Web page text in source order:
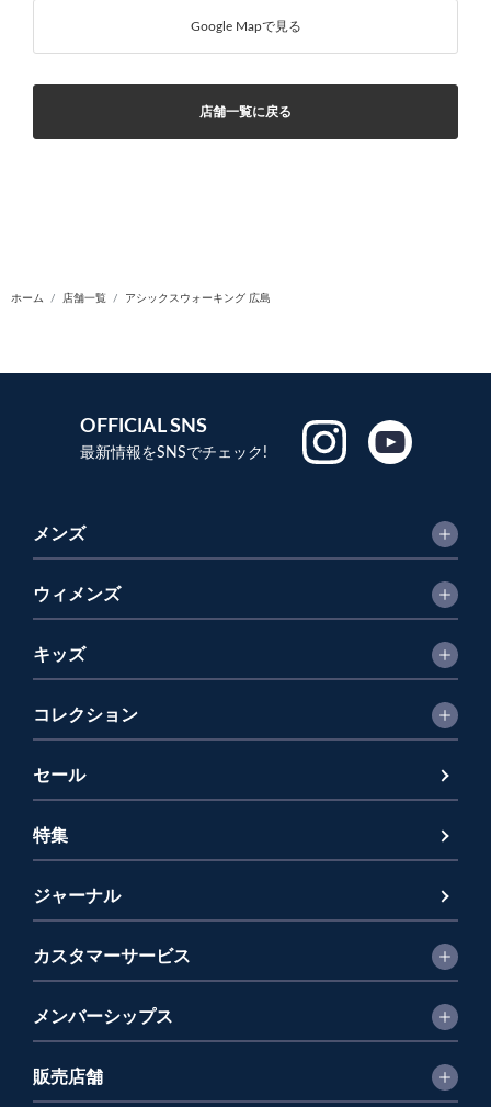
Google Mapで見る
店舗一覧に戻る
ホーム 店舗一覧 アシックスウォーキング 広島
OFFICIAL SNS
最新情報をSNSでチェック!
メンズ
ウィメンズ
キッズ
コレクション
セール
特集
ジャーナル
カスタマーサービス
メンバーシップス
販売店舗